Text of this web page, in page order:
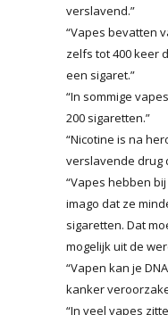
verslavend.”
“Vapes bevatten
zelfs tot 400 keer
een sigaret.”
“In sommige
200 sigaretten.”
“Nicotine is na
verslavende drug
“Vapes hebben
imago dat ze
sigaretten. Dat
mogelijk uit de
“Vapen kan je
kanker
“In veel vapes